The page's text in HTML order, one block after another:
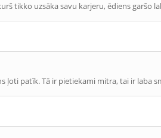
tikko uzsāka savu karjeru, ēdiens garšo
ļoti patīk. Tā ir pietiekami mitra, tai ir laba